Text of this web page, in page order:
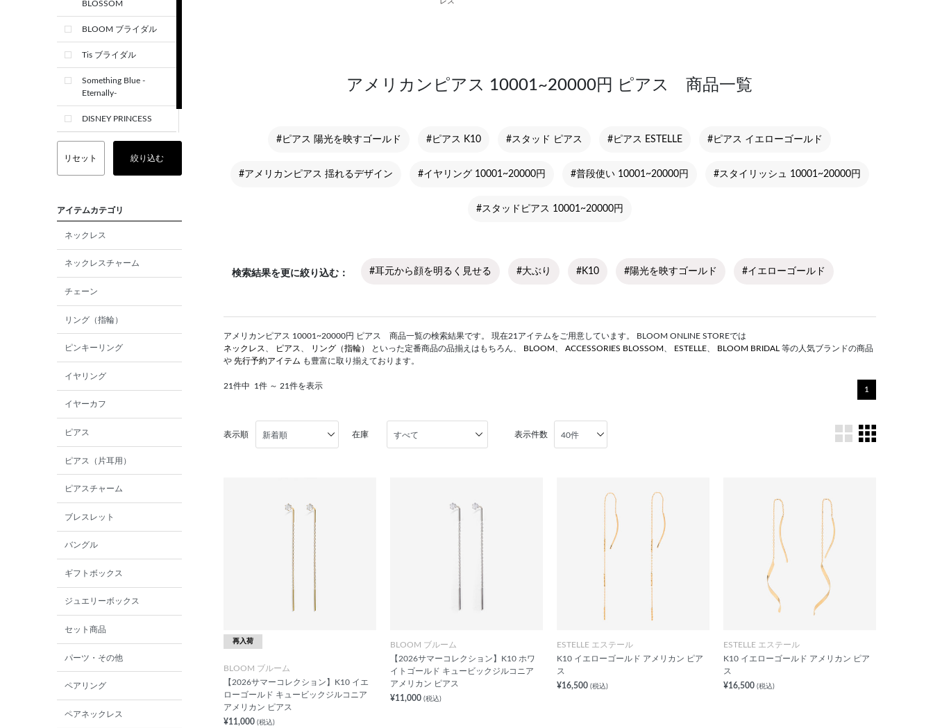
BLOSSOM
BLOOM ブライダル
Tis ブライダル
Something Blue -
Eternally-
DISNEY PRINCESS
CREST+
リセット
絞り込む
アイテムカテゴリ
ネックレス
ネックレスチャーム
チェーン
リング（指輪）
ピンキーリング
イヤリング
イヤーカフ
ピアス
ピアス（片耳用）
ピアスチャーム
ブレスレット
バングル
ギフトボックス
ジュエリーボックス
セット商品
パーツ・その他
ペアリング
ペアネックレス
アメリカンピアス 10001~20000円 ピアス 商品一覧
#ピアス 陽光を映すゴールド #ピアス K10 #スタッド ピアス #ピアス ESTELLE #ピアス イエローゴールド
#アメリカンピアス 揺れるデザイン #イヤリング 10001~20000円 #普段使い 10001~20000円 #スタイリッシュ 10001~20000円
#スタッドピアス 10001~20000円
検索結果を更に絞り込む #耳元から顔を明るく見せる #大ぶり #K10 #陽光を映すゴールド #イエローゴールド
アメリカンピアス 10001~20000円 ピアス 商品一覧の検索結果です。 現在21アイテムをご用意しています。 BLOOM ONLINE STOREでは
ネックレス
ピアス リング（指輪） といった定番商品の品揃えはもちろん、 BLOOM ACCESSORIES BLOSSOM ESTELLE BLOOM BRIDAL 等の人気ブランドの商品
や 先行予約アイテム も豊富に取り揃えております。
21件中 1件 ～ 21件を表示 1
表示順 在庫 表示件数
再入荷
BLOOM ブルーム
【2026サマーコレクション】K10 イエ
ローゴールド キュービックジルコニア
アメリカン ピアス
¥11,000 (税込)
BLOOM ブルーム
【2026サマーコレクション】K10 ホワ
イトゴールド キュービックジルコニア
アメリカン ピアス
¥11,000 (税込)
ESTELLE エステール
K10 イエローゴールド アメリカン ピア
ス
¥16,500 (税込)
ESTELLE エステール
K10 イエローゴールド アメリカン ピア
ス
¥16,500 (税込)